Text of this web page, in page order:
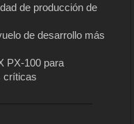
de producción de
de desarrollo más
PX-100 para
críticas